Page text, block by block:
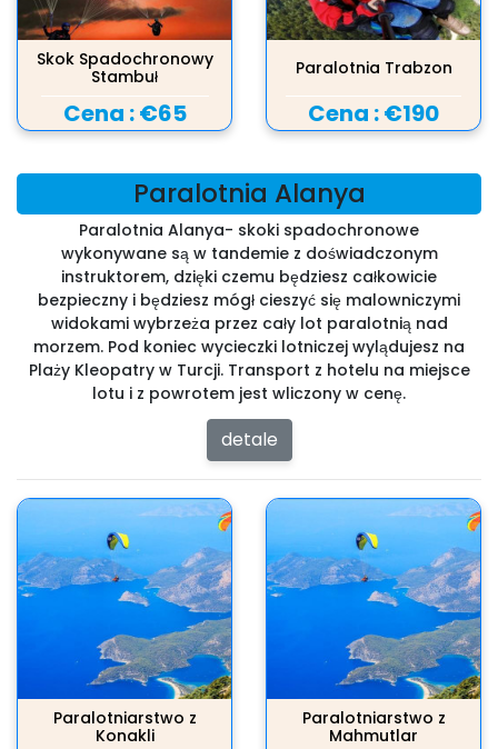
Skok Spadochronowy
Stambuł
Cena :€65
Paralotnia Trabzon
Cena :€190
Paralotnia Alanya
Paralotnia Alanya- skoki spadochronowe
wykonywane są w tandemie z doświadczonym
instruktorem, dzięki czemu będziesz całkowicie
bezpieczny i będziesz mógł cieszyć się malowniczymi
widokami wybrzeża przez cały lot paralotnią nad
morzem. Pod koniec wycieczki lotniczej wylądujesz na
Plaży Kleopatry w Turcji. Transport z hotelu na miejsce
lotu i z powrotem jest wliczony w cenę.
detale
Paralotniarstwo z
Konakli
Paralotniarstwo z
Mahmutlar